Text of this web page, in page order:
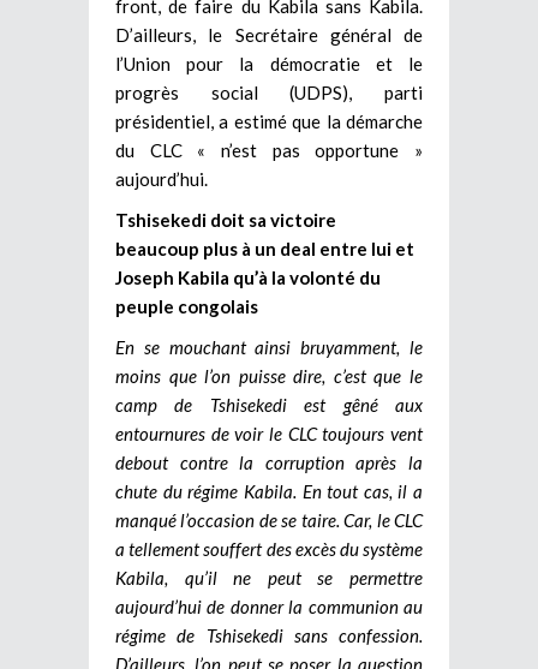
front, de faire du Kabila sans Kabila.
D’ailleurs, le Secrétaire général de
l’Union pour la démocratie et le
progrès social (UDPS), parti
présidentiel, a estimé que la démarche
du CLC « n’est pas opportune »
aujourd’hui.
Tshisekedi doit sa victoire
beaucoup plus à un deal entre lui et
Joseph Kabila qu’à la volonté du
peuple congolais
En se mouchant ainsi bruyamment, le
moins que l’on puisse dire, c’est que le
camp de Tshisekedi est gêné aux
entournures de voir le CLC toujours vent
debout contre la corruption après la
chute du régime Kabila. En tout cas, il a
manqué l’occasion de se taire. Car, le CLC
a tellement souffert des excès du système
Kabila, qu’il ne peut se permettre
aujourd’hui de donner la communion au
régime de Tshisekedi sans confession.
D’ailleurs, l’on peut se poser la question